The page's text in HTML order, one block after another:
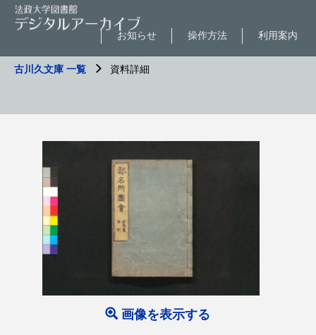
利用案内
操作方法
お知らせ
古川久文庫 一覧 資料詳細
画像を表示する